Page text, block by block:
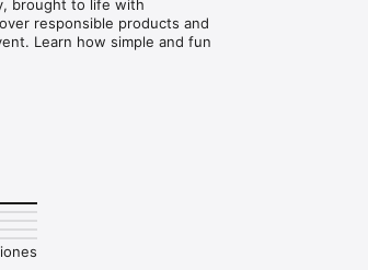
brought to life with
responsible products and
Learn how simple and fun